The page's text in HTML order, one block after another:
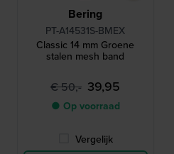
Bering
PT-A14531S-BMEX
Classic 14 mm Groene
stalen mesh band
€ 50,- 39,95
● Op voorraad
Vergelijk